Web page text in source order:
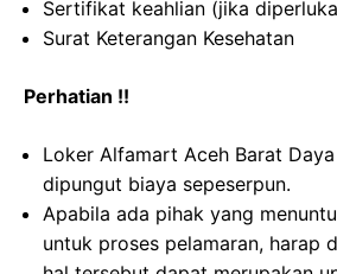
Sertifikat keahlian (jika
Surat Keterangan Kesehatan
Perhatian !!
Loker Alfamart Aceh Barat
dipungut biaya sepeserpun.
Apabila ada pihak yang
untuk proses pelamaran, harap